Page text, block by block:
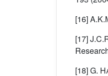
[16]
[17]
[18]G.